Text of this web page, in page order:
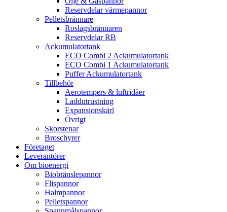
Reservdelar värmepannor
Pelletsbrännare
Roslagsbrännaren
Reservdelar RB
Ackumulatortank
ECO Combi 2 Ackumulatortank
ECO Combi 1 Ackumulatortank
Puffer Ackumulatortank
Tillbehör
Aerotempers & luftridåer
Laddutrustning
Expansionskärl
Övrigt
Skorstenar
Broschyrer
Företaget
Leverantörer
Om bioenergi
Biobränslepannor
Flispannor
Halmpannor
Pelletspannor